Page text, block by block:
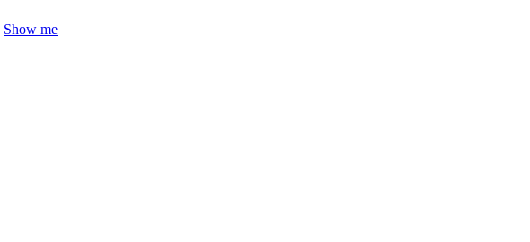
Show me